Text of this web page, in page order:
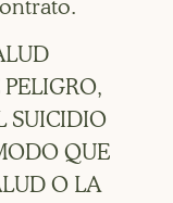
SUICIDIO
QUE
O LA